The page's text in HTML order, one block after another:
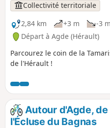
Collectivité territoriale
2,84 km
+3 m -3 m
Départ à Agde (Hérault)
Parcourez le coin de la
de l'Hérault !
Autour d'Agde, de
l'Écluse du Bagnas